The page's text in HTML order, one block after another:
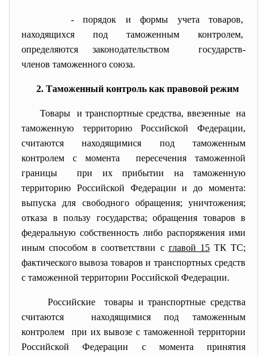
- порядок и формы учета товаров,
находящихся под таможенным контролем,
определяютсязаконодательством государств-
членов таможенного союза.
2. Таможенный контроль как правовой режим
Товары и транспортные средства, ввезенные на
таможенную территорию Российской Федерации,
считаются находящимися под таможенным
контролем с момента пересечения таможенной
границы при их прибытии на таможенную
территорию Российской Федерации и до момента:
выпуска для свободного обращения; уничтожения;
отказа в пользу государства; обращения товаров в
федеральную собственность либо распоряжения ими
иным способом в соответствии с главой 15ТК ТС;
фактического вывоза товаров и транспортных средств
с таможенной территории Российской Федерации.
Российские товары и транспортные средства
считаются находящимися под таможенным
контролем при их вывозе с таможенной территории
Российской Федерации с момента принятия